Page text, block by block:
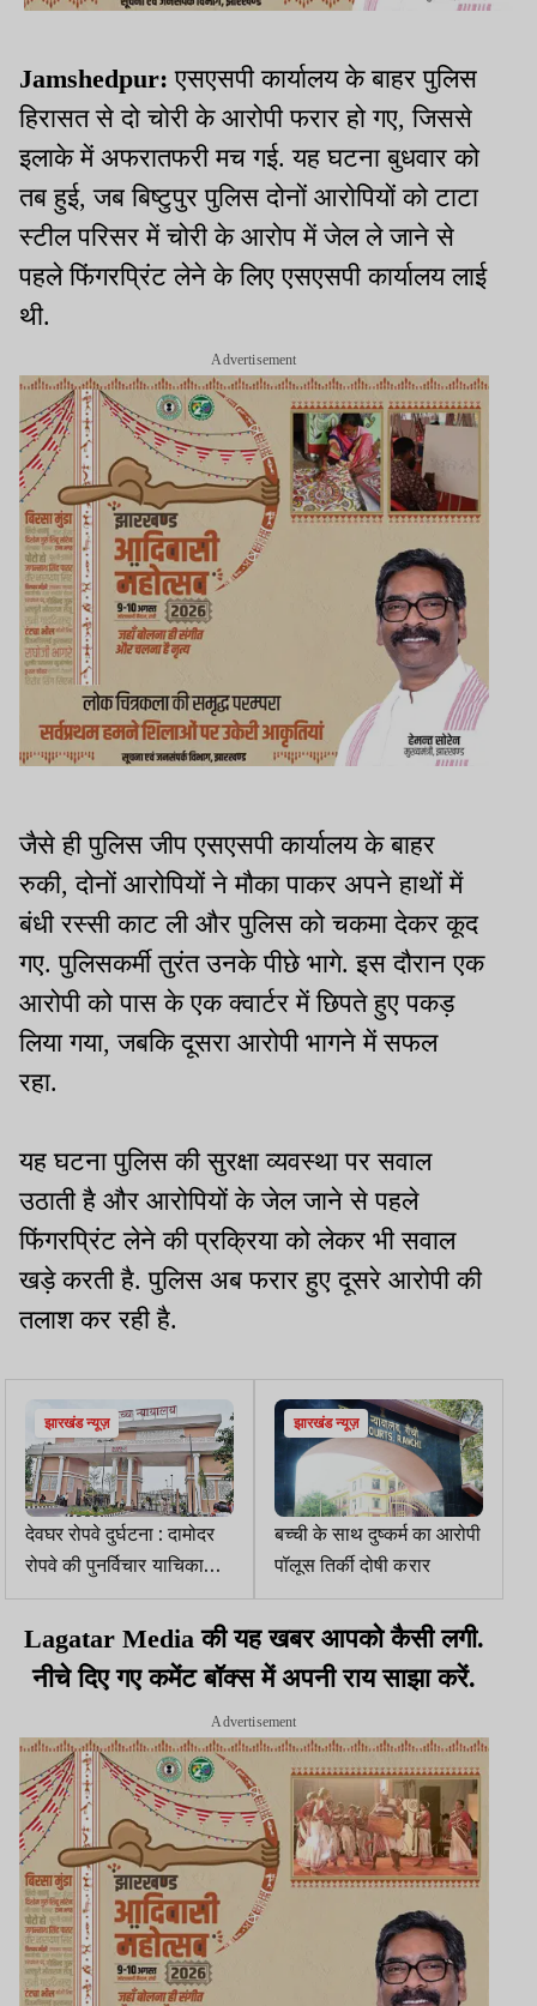
Jamshedpur:एसएसपी कार्यालय के बाहर पुलिस
हिरासत से दो चोरी के आरोपी फरार हो गए, जिससे
इलाके में अफरातफरी मच गई. यह घटना बुधवार को
तब हुई, जब बिष्टुपुर पुलिस दोनों आरोपियों को टाटा
स्टील परिसर में चोरी के आरोप में जेल ले जाने से
पहले फिंगरप्रिंट लेने के लिए एसएसपी कार्यालय लाई
थी.
Advertisement
जैसे ही पुलिस जीप एसएसपी कार्यालय के बाहर
रुकी, दोनों आरोपियों ने मौका पाकर अपने हाथों में
बंधी रस्सी काट ली और पुलिस को चकमा देकर कूद
गए. पुलिसकर्मी तुरंत उनके पीछे भागे. इस दौरान एक
आरोपी को पास के एक क्वार्टर में छिपते हुए पकड़
लिया गया, जबकि दूसरा आरोपी भागने में सफल
रहा.
यह घटना पुलिस की सुरक्षा व्यवस्था पर सवाल
उठाती है और आरोपियों के जेल जाने से पहले
फिंगरप्रिंट लेने की प्रक्रिया को लेकर भी सवाल
खड़े करती है. पुलिस अब फरार हुए दूसरे आरोपी की
तलाश कर रही है.
झारखंड न्यूज़
देवघर रोपवे दुर्घटना : दामोदर
रोपवे की पुनर्विचार याचिका
खारिज, JTDC ने अब तक
मनी सूट का डिफेक्ट दूर नहीं
किया
झारखंड न्यूज़
बच्ची के साथ दुष्कर्म का आरोपी
पॉलूस तिर्की दोषी करार
Lagatar Media की यह खबर आपको कैसी लगी.
नीचे दिए गए कमेंट बॉक्स में अपनी राय साझा करें.
Advertisement